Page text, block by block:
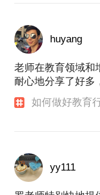
huyang
老师在教育领域和
耐心地分享了好多
如何做好教育
yy111